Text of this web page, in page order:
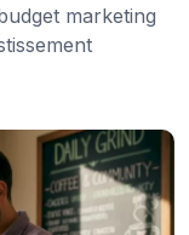
marketing